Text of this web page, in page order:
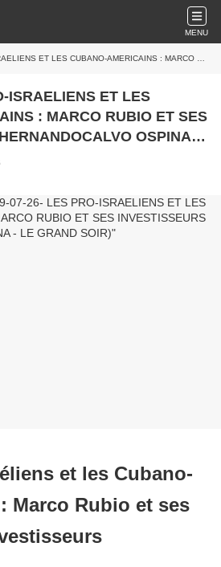
MENU
: MARCO RUBIO ET SES INVESTISSEURS (HERNANDOCALVO OSPINA - LE GRAND SOIR)
ISRAELIENS ET LES
: MARCO RUBIO ET SES
OSPINA -
et les Cubano-
Marco Rubio et ses